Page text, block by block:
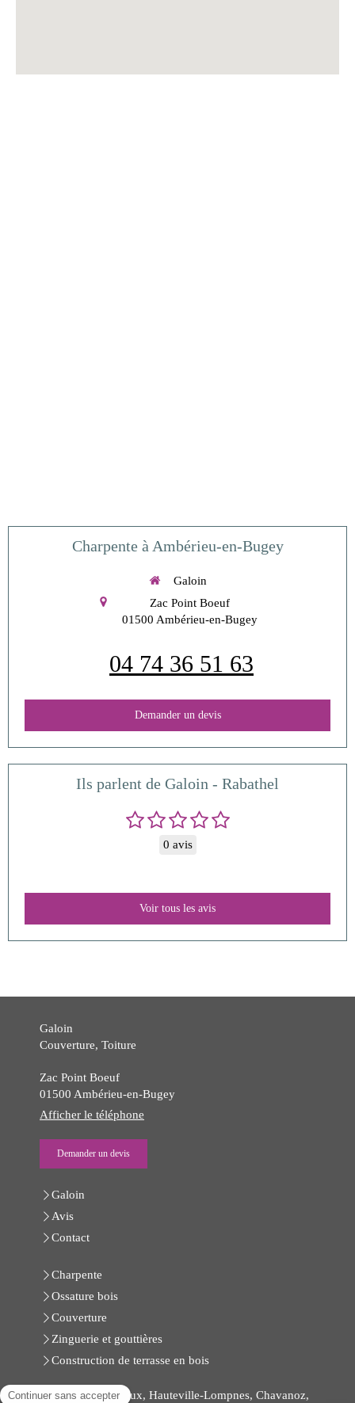
Charpente à Ambérieu-en-Bugey
Galoin
Zac Point Boeuf
01500 Ambérieu-en-Bugey
04 74 36 51 63
Demander un devis
Ils parlent de Galoin - Rabathel
0 avis
Voir tous les avis
Galoin
Couverture, Toiture
Zac Point Boeuf
01500 Ambérieu-en-Bugey
Afficher le téléphone
Demander un devis
Galoin
Avis
Contact
Charpente
Ossature bois
Couverture
Zinguerie et gouttières
Construction de terrasse en bois
Lagnieu, Meximieux, Hauteville-Lompnes, Chavanoz,